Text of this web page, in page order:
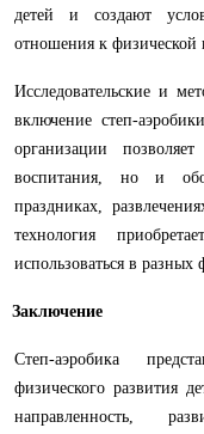
детей и создают
отношения к физической
Исследовательские и
включение степ-
организации
воспитания, но и
праздниках,
технология
использоваться в разных
Заключение
Степ-аэробика
физического развития
направленность,